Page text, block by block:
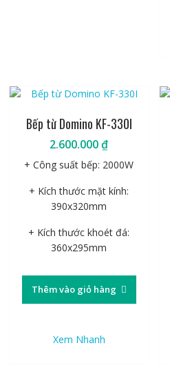
Bếp từ Domino KF-330I
2.600.000₫
+ Công suất bếp: 2000W
+ Kích thước mặt kính:
390x320mm
+ Kích thước khoét đá:
360x295mm
Thêm vào giỏ hàng
Xem Nhanh